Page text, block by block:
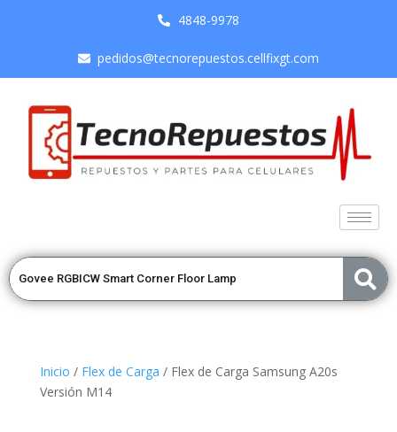
4848-9978
pedidos@tecnorepuestos.cellfixgt.com
Inicio / Flex de Carga / Flex de Carga Samsung A20s
Versión M14